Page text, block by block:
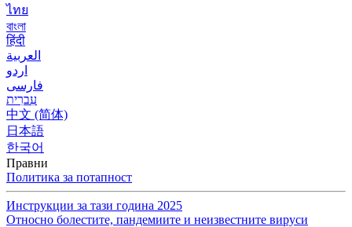
ไทย
বাংলা
हिंदी
العربية
اردو
فارسی
עִברִית
中文 (简体)
日本語
한국어
Правни
Политика за потапност
Инструкции за тази година 2025
Относно болестите, пандемиите и неизвестните вируси